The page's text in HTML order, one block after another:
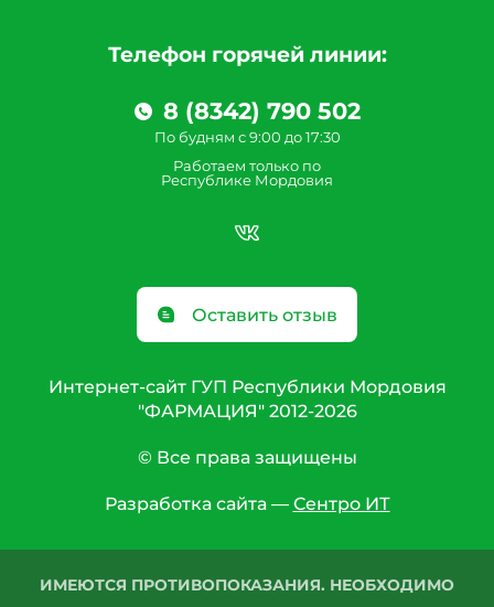
Телефон горячей линии:
8 (8342) 790 502
По будням с 9:00 до 17:30
Работаем только по
Республике Мордовия
Оставить отзыв
Интернет-сайт ГУП Республики Мордовия
"ФАРМАЦИЯ" 2012-2026
© Все права защищены
Разработка сайта — Сентро ИТ
ИМЕЮТСЯ ПРОТИВОПОКАЗАНИЯ. НЕОБХОДИМО